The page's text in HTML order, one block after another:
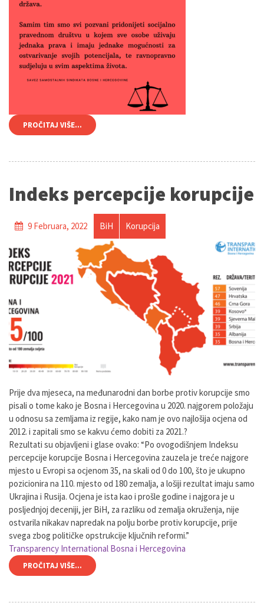
PROČITAJ VIŠE...
Indeks percepcije korupcije
9 Februara, 2022 BiH Korupcija
Prije dva mjeseca, na međunarodni dan borbe protiv korupcije smo
pisali o tome kako je Bosna i Hercegovina u 2020. najgorem položaju
u odnosu sa zemljama iz regije, kako nam je ovo najlošija ocjena od
2012. i zapitali smo se kakvu ćemo dobiti za 2021.?
Rezultati su objavljeni i glase ovako: “Po ovogodišnjem Indeksu
percepcije korupcije Bosna i Hercegovina zauzela je treće najgore
mjesto u Evropi sa ocjenom 35, na skali od 0 do 100, što je ukupno
pozicionira na 110. mjesto od 180 zemalja, a lošiji rezultat imaju samo
Ukrajina i Rusija. Ocjena je ista kao i prošle godine i najgora je u
posljednjoj deceniji, jer BiH, za razliku od zemalja okruženja, nije
ostvarila nikakav napredak na polju borbe protiv korupcije, prije
svega zbog političke opstrukcije ključnih reformi.”
Transparency International Bosna i Hercegovina
PROČITAJ VIŠE...